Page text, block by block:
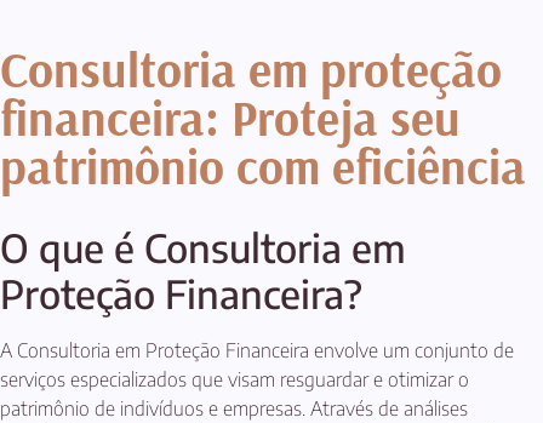
Consultoria em proteção
financeira: Proteja seu
patrimônio com eficiência
O que é Consultoria em
Proteção Financeira?
A Consultoria em Proteção Financeira envolve um conjunto de
serviços especializados que visam resguardar e otimizar o
patrimônio de indivíduos e empresas. Através de análises